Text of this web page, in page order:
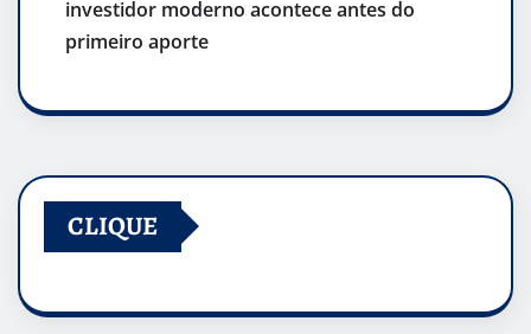
investidor moderno acontece antes do
primeiro aporte
CLIQUE